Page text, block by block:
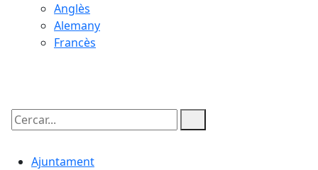
Anglès
Alemany
Francès
Cercar:
Ajuntament